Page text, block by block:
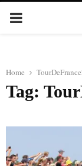
PRIMARY
Home
Tag: